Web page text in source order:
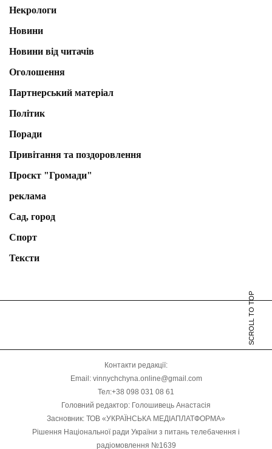
Некрологи
Новини
Новини від читачів
Оголошення
Партнерський матеріал
Політик
Поради
Привітання та поздоровлення
Проєкт "Громади"
реклама
Сад, город
Спорт
Тексти
SCROLL TO TOP
Контакти редакції:
Email: vinnychchyna.online@gmail.com
Тел:+38 098 031 08 61
Головний редактор: Голошивець Анастасія
Засновник: ТОВ «УКРАЇНСЬКА МЕДІАПЛАТФОРМА»
Рішення Національної ради України з питань телебачення і
радіомовлення №1639